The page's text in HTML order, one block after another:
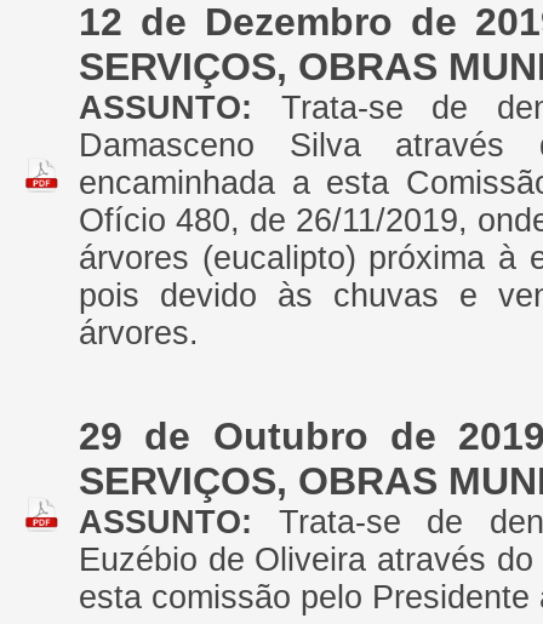
12 de Dezembro de
SERVIÇOS, OBRAS
ASSUNTO: Trata-se de
Damasceno Silva através
encaminhada a esta
Ofício 480, de 26/11/2019,
árvores (eucalipto) próxima à
pois devido às chuvas e
árvores.
29 de Outubro de
SERVIÇOS, OBRAS
ASSUNTO: Trata-se de
Euzébio de Oliveira através
esta comissão pelo